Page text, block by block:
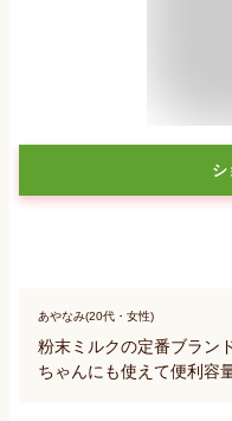
シ
あやなみ(20代・女性)
粉末ミルクの定番ブラン
ちゃんにも使えて便利容